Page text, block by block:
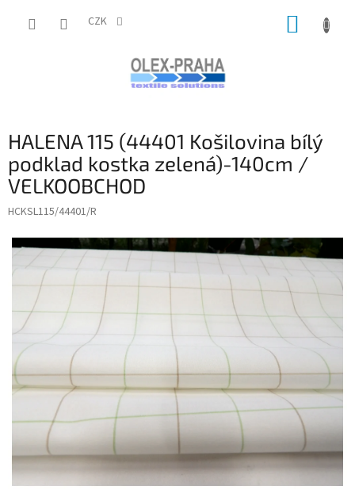
CZK
HALENA 115 (44401 Košilovina bílý
podklad kostka zelená)-140cm /
VELKOOBCHOD
HCKSL115/44401/R